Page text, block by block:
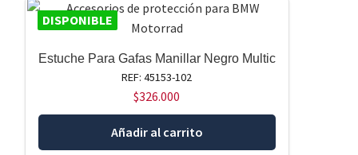
DISPONIBLE
Estuche Para Gafas Manillar Negro Multic
REF: 45153-102
$326.000
Añadir al carrito